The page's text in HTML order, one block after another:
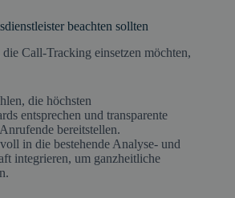
beachten sollten
Call-Tracking einsetzen möchten,
die höchsten
entsprechen und transparente
bereitstellen.
in die bestehende Analyse- und
integrieren, um ganzheitliche